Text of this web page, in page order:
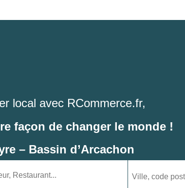
local avec RCommerce.fr,
façon de changer le monde !
– Bassin d’Arcachon